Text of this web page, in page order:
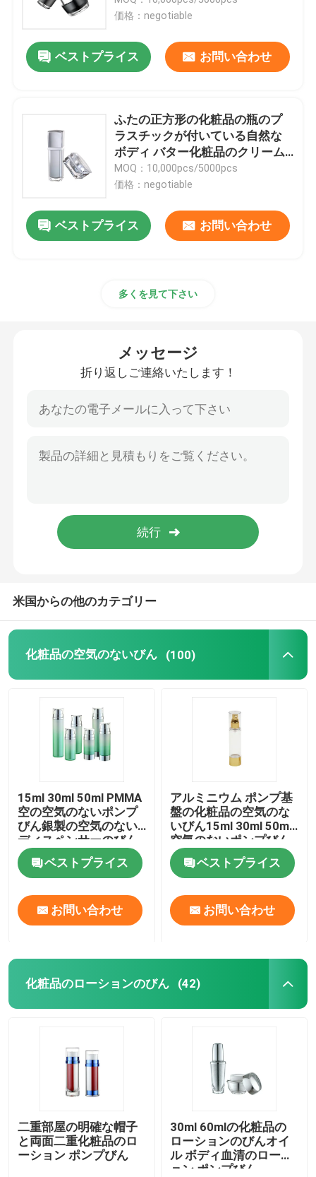
空の防臭剤棒
口紅の管の箱
パウダー コンパクトの箱
空のアイライナーのびん
シャンプーおよびコンディショナーのびん
プラスチック薄板にされた管
プラスチックねじ帽子
化粧品のローション ポンプ
プラスチック制動機のスプレーヤー
泡ディスペンサー ポンプ
価格：negotiable
ベストプライス お問い合わせ
ふたの正方形の化粧品の瓶のプ
ラスチックが付いている自然な
ボディ バター化粧品のクリーム
色の瓶
MOQ：10,000pcs/5000pcs
価格：negotiable
ベストプライス お問い合わせ
多くを見て下さい
メッセージ
折り返しご連絡いたします！
米国からの他のカテゴリー
化粧品の空気のないびん (100)
15ml 30ml 50ml PMMA
空の空気のないポンプ
びん銀製の空気のない
ディスペンサーのびん
ベストプライス
お問い合わせ
アルミニウム ポンプ基
盤の化粧品の空気のな
いびん15ml 30ml 50ml
空気のないポンプびん
ベストプライス
お問い合わせ
化粧品のローションのびん (42)
二重部屋の明確な帽子
と両面二重化粧品のロ
ーション ポンプびん
30ml 60mlの化粧品の
ローションのびんオイ
ル ボディ血清のローシ
ョン ポンプびん